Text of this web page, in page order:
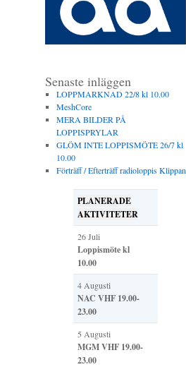
Senaste inläggen
LOPPMARKNAD 22/8 kl 10.00
MeshCore
MERA BILDER PÅ
LOPPISPRYLAR
GLÖM INTE LOPPISMÖTE 26/7 kl
10.00
Förträff / Efterträff radioloppis Klippan
PLANERADE
AKTIVITETER
26 Juli
Loppismöte kl
10.00
4 Augusti
NAC VHF 19.00-
23.00
5 Augusti
MGM VHF 19.00-
23.00